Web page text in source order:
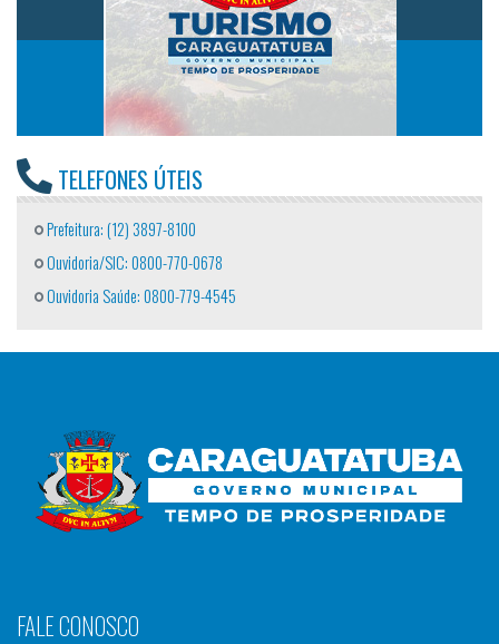
TELEFONES ÚTEIS
Prefeitura: (12) 3897-8100
Ouvidoria/SIC: 0800-770-0678
Ouvidoria Saúde: 0800-779-4545
FALE CONOSCO